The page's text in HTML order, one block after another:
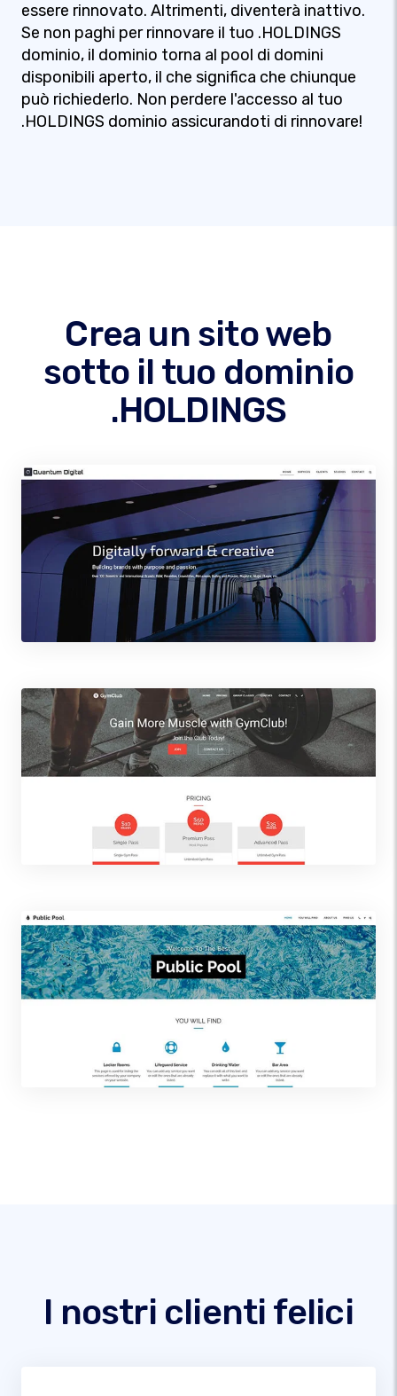
essere rinnovato. Altrimenti, diventerà inattivo.
Se non paghi per rinnovare il tuo .HOLDINGS
dominio, il dominio torna al pool di domini
disponibili aperto, il che significa che chiunque
può richiederlo. Non perdere l'accesso al tuo
.HOLDINGS dominio assicurandoti di rinnovare!
Crea un sito web
sotto il tuo dominio
.HOLDINGS
I nostri clienti felici